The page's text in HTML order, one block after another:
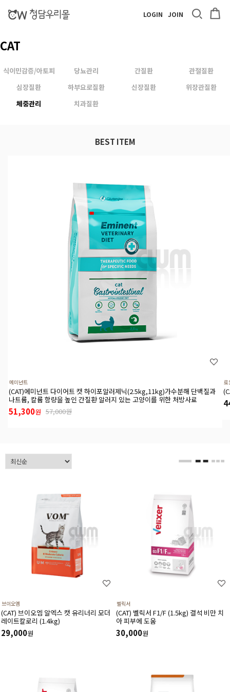
LOGIN JOIN
CAT
식이민감증/아토피 당뇨관리 간질환
관절질환
심장질환
하부요로질환 신장질환
위장관질환
체중관리
치과질환
BEST ITEM
에미넌트
(CAT)에미넌트 다이어트 캣 하이포알러제닉(2.5kg,11kg)가수분해 단백질과
나트륨, 칼륨 함량을 높인 간질환 알러지 있는 고양이를 위한 처방사료
51,300원 57,000원
로
브이오엠
(CAT) 브이오엠 알엑스 캣 유리너리 모더
레이트칼로리 (1.4kg)
29,000원
벨릭서
(CAT) 벨릭서 F1/F (1.5kg) 결석 비만 치
아 피부에 도움
30,000원